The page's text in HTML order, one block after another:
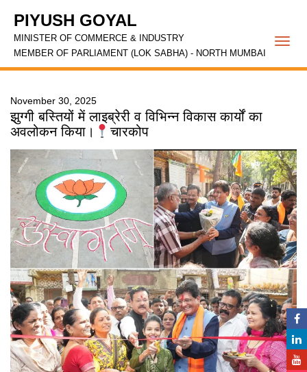
PIYUSH GOYAL
MINISTER OF COMMERCE & INDUSTRY
MEMBER OF PARLIAMENT (LOK SABHA) - NORTH MUMBAI
November 30, 2025
झुग्गी बस्तियों में लाइब्रेरी व विभिन्न विकास कार्यों का
अवलोकन किया।
चारकोप